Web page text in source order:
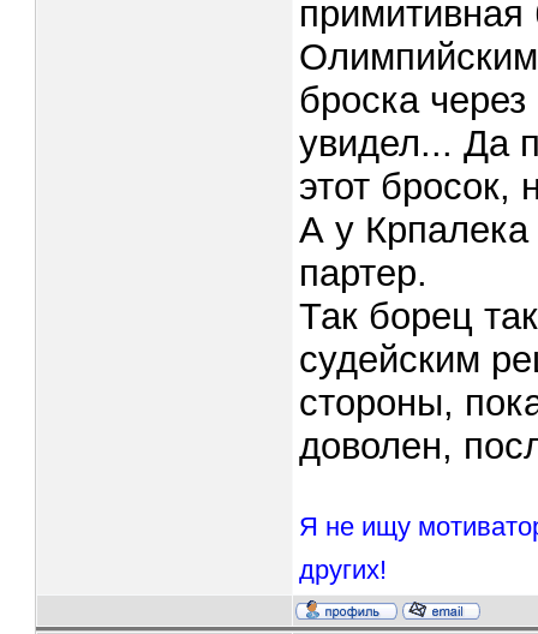
броска
увидел... Да
этот бросок,
А у Крпалека
партер.
Так борец
судейским
стороны,
доволен,
Я не ищу
других!